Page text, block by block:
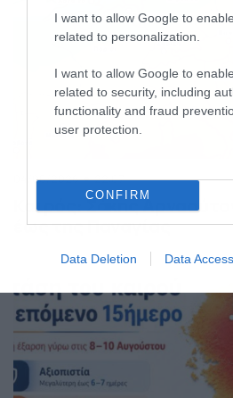
I want to allow Google to
related to personalization.
I want to allow Google to
related to security, including
functionality and fraud
user protection.
CONFIRM
Data Deletion Data Access
04/08/2026 22:07
Καιρός: Σάκης
έως της Παναγίας